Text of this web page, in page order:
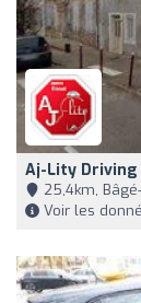
Aj-Lity Driving
25,4km,
Voir les